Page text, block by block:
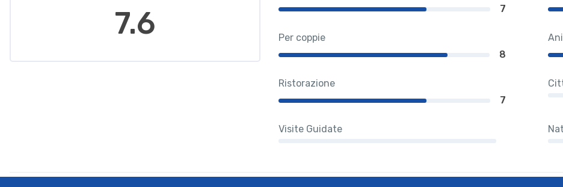
7.6
7
Per coppie
8
Ristorazione
7
Visite Guidate